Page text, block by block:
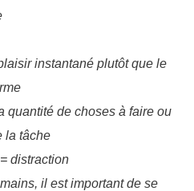
instantané plutôt que le
quantité de choses à faire ou
la tâche
distraction
il est important de se